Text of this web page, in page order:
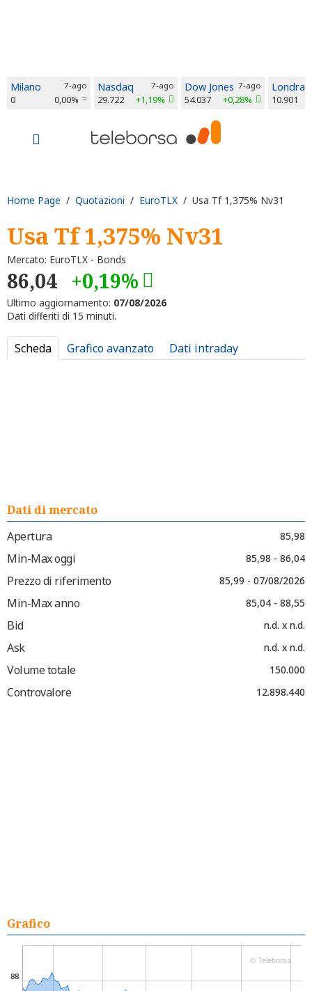
Milano 7-ago
0 0,00%
Nasdaq 7-ago
29.722 +1,19%
Dow Jones 7-ago
54.037 +0,28%
Londra
10.901
Home Page / Quotazioni / EuroTLX / Usa Tf 1,375% Nv31
Usa Tf 1,375% Nv31
Mercato: EuroTLX - Bonds
86,04 +0,19%
Ultimo aggiornamento: 07/08/2026
Dati differiti di 15 minuti.
Scheda Grafico avanzato Dati intraday
Dati di mercato
Apertura
85,98
Min-Max oggi 85,98 - 86,04
Prezzo di riferimento 85,99 - 07/08/2026
Min-Max anno 85,04 - 88,55
Bid n.d. x n.d.
Ask n.d. x n.d.
Volume totale 150.000
Controvalore 12.898.440
Grafico
88
© Teleborsa